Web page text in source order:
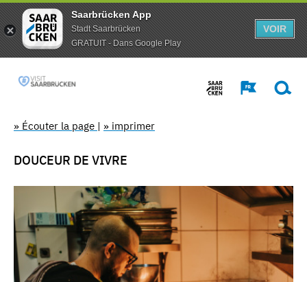
Saarbrücken App
Stadt Saarbrücken
GRATUIT - Dans Google Play
VOIR
» Écouter la page | » imprimer
DOUCEUR DE VIVRE